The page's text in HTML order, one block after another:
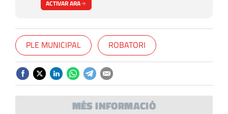
ACTIVAR ARA
PLE MUNICIPAL ROBATORI
MÉS INFORMACIÓ